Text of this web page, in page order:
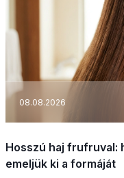
08.08.2026
Hosszú haj frufruval:
emeljük ki a formáját